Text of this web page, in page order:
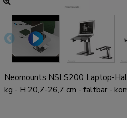
Neomounts NSLS200 Laptop-
kg - H 20,7-26,7 cm - faltbar -